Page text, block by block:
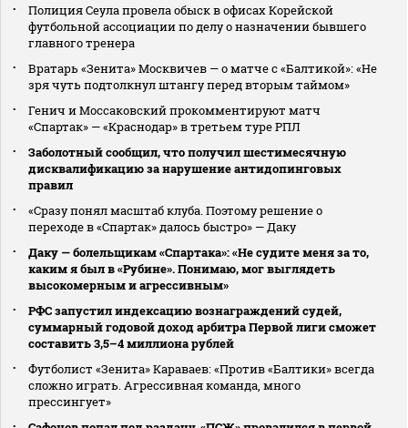
Полиция Сеула провела обыск в офисах Корейской
футбольной ассоциации по делу о назначении бывшего
главного тренера
Вратарь «Зенита» Москвичев — о матче с «Балтикой»: «Не
зря чуть подтолкнул штангу перед вторым таймом»
Генич и Моссаковский прокомментируют матч
«Спартак» — «Краснодар» в третьем туре РПЛ
Заболотный сообщил, что получил шестимесячную
дисквалификацию за нарушение антидопинговых
правил
«Сразу понял масштаб клуба. Поэтому решение о
переходе в «Спартак» далось быстро» — Даку
Даку — болельщикам «Спартака»: «Не судите меня за то,
каким я был в «Рубине». Понимаю, мог выглядеть
высокомерным и агрессивным»
РФС запустил индексацию вознаграждений судей,
суммарный годовой доход арбитра Первой лиги сможет
составить 3,5–4 миллиона рублей
Футболист «Зенита» Караваев: «Против «Балтики» всегда
сложно играть. Агрессивная команда, много
прессингует»